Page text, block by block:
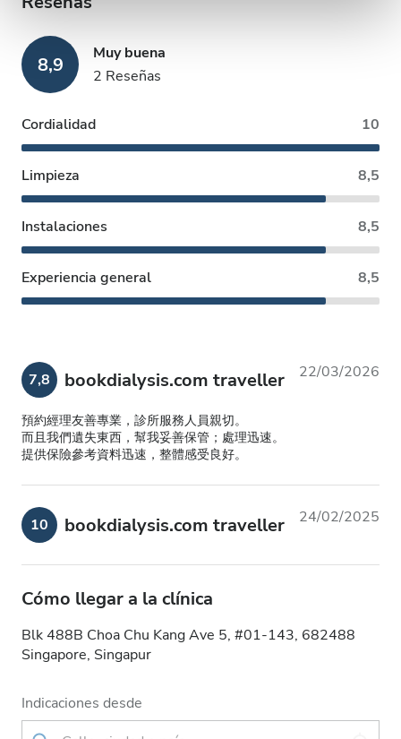
que les haya proporcionado o que hayan recopilado a
partir del uso que haya hecho de sus servicios.
8,9
Muy buena
2 Reseñas
Cordialidad 10
Limpieza 8,5
Instalaciones 8,5
Experiencia general 8,5
7,8 bookdialysis.com traveller 22/03/2026
預約經理友善專業，診所服務人員親切。
而且我們遺失東西，幫我妥善保管；處理迅速。
提供保險參考資料迅速，整體感受良好。
10 bookdialysis.com traveller 24/02/2025
Cómo llegar a la clínica
Blk 488B Choa Chu Kang Ave 5, #01-143, 682488
Singapore, Singapur
Indicaciones desde